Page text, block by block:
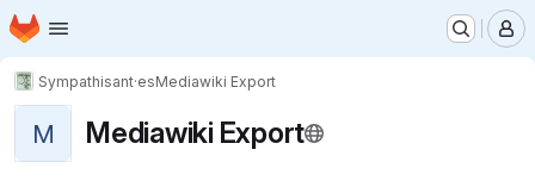
Passer au contenu principal
Page d'accueil
Sympathisant·esMediawiki Export
M Mediawiki Export